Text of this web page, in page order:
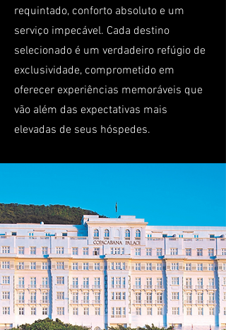
requintado, conforto absoluto e um
serviço impecável. Cada destino
selecionado é um verdadeiro refúgio de
exclusividade, comprometido em
oferecer experiências memoráveis que
vão além das expectativas mais
elevadas de seus hóspedes.